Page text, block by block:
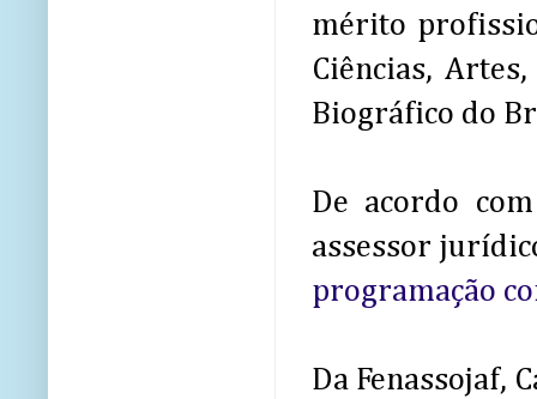
mérito
Ciências,
Biográfico do
De acordo
assessor
programação
Da Fenassojaf,